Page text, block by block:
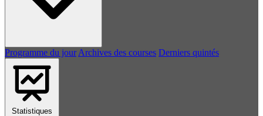
Programme du jour Archives des courses Derniers quintés
Statistiques